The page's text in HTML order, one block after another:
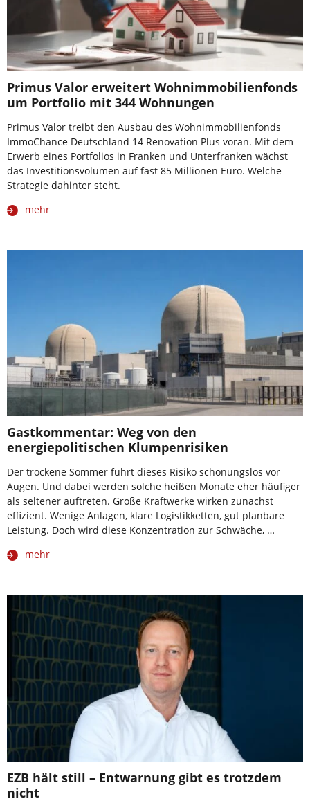
Primus Valor erweitert Wohnimmobilienfonds
um Portfolio mit 344 Wohnungen
Primus Valor treibt den Ausbau des Wohnimmobilienfonds
ImmoChance Deutschland 14 Renovation Plus voran. Mit dem
Erwerb eines Portfolios in Franken und Unterfranken wächst
das Investitionsvolumen auf fast 85 Millionen Euro. Welche
Strategie dahinter steht.
mehr
Gastkommentar: Weg von den
energiepolitischen Klumpenrisiken
Der trockene Sommer führt dieses Risiko schonungslos vor
Augen. Und dabei werden solche heißen Monate eher häufiger
als seltener auftreten. Große Kraftwerke wirken zunächst
effizient. Wenige Anlagen, klare Logistikketten, gut planbare
Leistung. Doch wird diese Konzentration zur Schwäche, …
mehr
EZB hält still – Entwarnung gibt es trotzdem
nicht